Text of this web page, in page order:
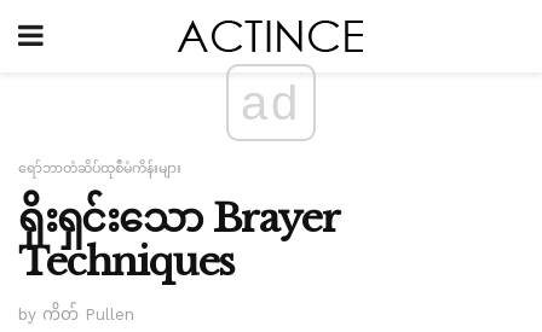
ad
ရော်ဘာတံဆိပ်ထုစီမံကိန်းများ
ရိုးရှင်းသော Brayer
Techniques
by ကိတ် Pullen